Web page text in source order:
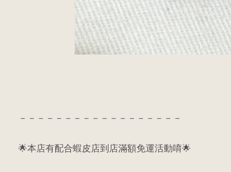
－－－－－－－－－－－－－－－－－－
🌟本店有配合蝦皮店到店滿額免運活動唷🌟